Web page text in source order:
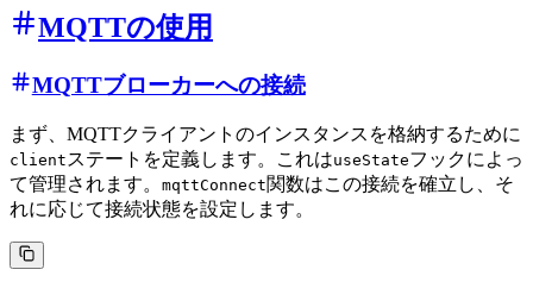
MQTTの使用
MQTTブローカーへの接続
まず、MQTTクライアントのインスタンスを格納するために
client ステートを定義します。これはuseStateフックによっ
て管理されます。 mqttConnect関数はこの接続を確立し、そ
れに応じて接続状態を設定します。